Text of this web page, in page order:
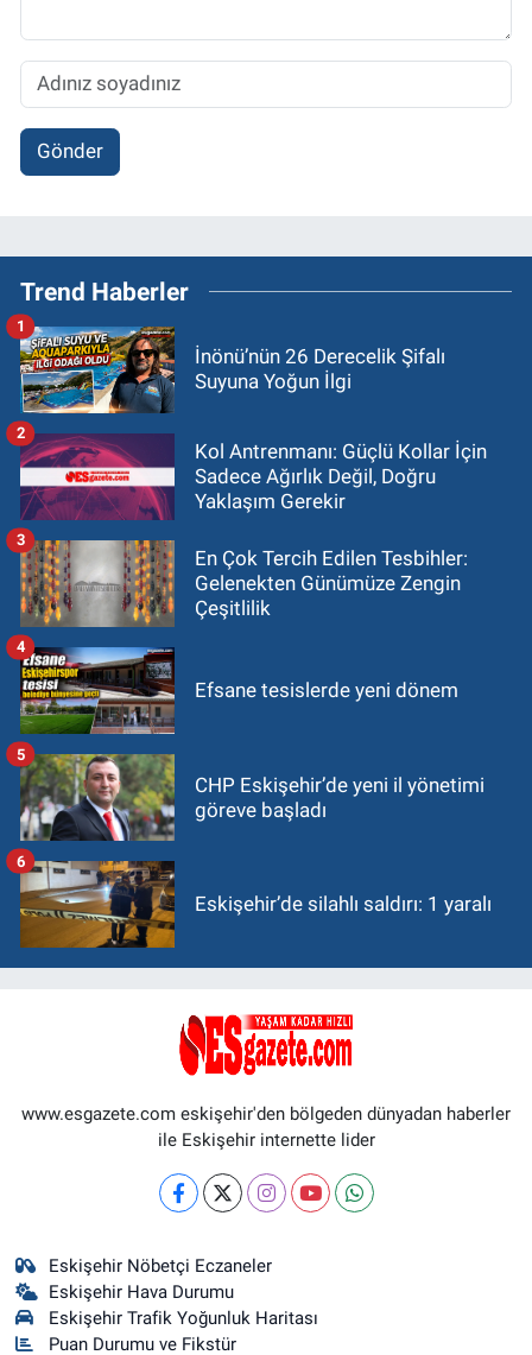
Gönder
Trend Haberler
İnönü’nün 26 Derecelik Şifalı
Suyuna Yoğun İlgi
1
Kol Antrenmanı: Güçlü Kollar İçin
Sadece Ağırlık Değil, Doğru
Yaklaşım Gerekir
2
En Çok Tercih Edilen Tesbihler:
Gelenekten Günümüze Zengin
Çeşitlilik
3
Efsane tesislerde yeni dönem
4
CHP Eskişehir’de yeni il yönetimi
göreve başladı
5
Eskişehir’de silahlı saldırı: 1 yaralı
6
www.esgazete.com eskişehir'den bölgeden dünyadan haberler
ile Eskişehir internette lider
Eskişehir Nöbetçi Eczaneler
Eskişehir Hava Durumu
Eskişehir Trafik Yoğunluk Haritası
Puan Durumu ve Fikstür